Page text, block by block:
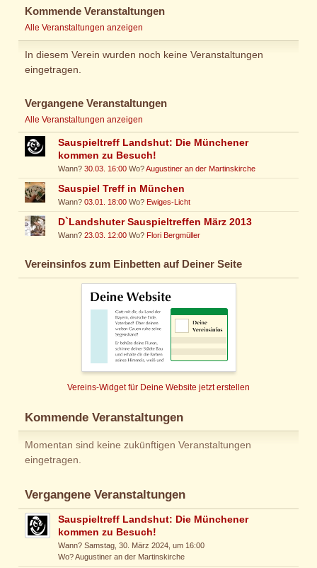
Kommende Veranstaltungen
Alle Veranstaltungen anzeigen
In diesem Verein wurden noch keine Veranstaltungen
eingetragen.
Vergangene Veranstaltungen
Alle Veranstaltungen anzeigen
Sauspieltreff Landshut: Die Münchener
kommen zu Besuch!
Wann?30.03. 16:00 Wo?Augustiner an der Martinskirche
Sauspiel Treff in München
Wann?03.01. 18:00 Wo?Ewiges-Licht
D`Landshuter Sauspieltreffen März 2013
Wann?23.03. 12:00 Wo?Flori Bergmüller
Vereinsinfos zum Einbetten auf Deiner Seite
Vereins-Widget für Deine Website jetzt erstellen
Kommende Veranstaltungen
Momentan sind keine zukünftigen Veranstaltungen
eingetragen.
Vergangene Veranstaltungen
Sauspieltreff Landshut: Die Münchener
kommen zu Besuch!
Wann? Samstag, 30. März 2024, um 16:00
Wo? Augustiner an der Martinskirche